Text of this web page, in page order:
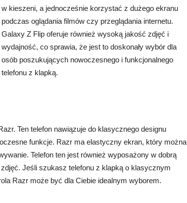
w kieszeni, a jednocześnie korzystać z dużego ekranu
podczas oglądania filmów czy przeglądania internetu.
Galaxy Z Flip oferuje również wysoką jakość zdjęć i
wydajność, co sprawia, że jest to doskonały wybór dla
osób poszukujących nowoczesnego i funkcjonalnego
telefonu z klapką.
Ten telefon nawiązuje do klasycznego designu
funkcje. Razr ma elastyczny ekran, który można
Telefon ten jest również wyposażony w dobrą
Jeśli szukasz telefonu z klapką o klasycznym
Razr może być dla Ciebie idealnym wyborem.